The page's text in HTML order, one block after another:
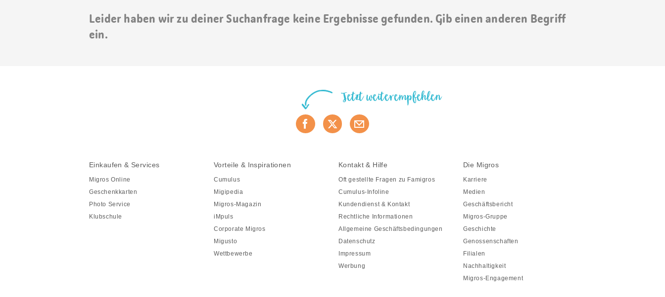
Leider haben wir zu deiner Suchanfrage keine Ergebnisse gefunden. Gib einen anderen Begriff
ein.
Jetzt weiterempfehlen
Einkaufen & Services
Migros Online
Geschenkkarten
Photo Service
Klubschule
Vorteile & Inspirationen
Cumulus
Migipedia
Migros-Magazin
iMpuls
Corporate Migros
Migusto
Wettbewerbe
Kontakt & Hilfe
Oft gestellte Fragen zu Famigros
Cumulus-Infoline
Kundendienst & Kontakt
Rechtliche Informationen
Allgemeine Geschäftsbedingungen
Datenschutz
Impressum
Werbung
Die Migros
Karriere
Medien
Geschäftsbericht
Migros-Gruppe
Geschichte
Genossenschaften
Filialen
Nachhaltigkeit
Migros-Engagement